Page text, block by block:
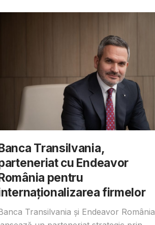
Transilvania,
cu Endeavor
pentru
firmelor
Transilvania și Endeavor România